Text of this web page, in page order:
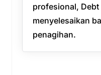
profesional,
menyelesaikan
penagihan.